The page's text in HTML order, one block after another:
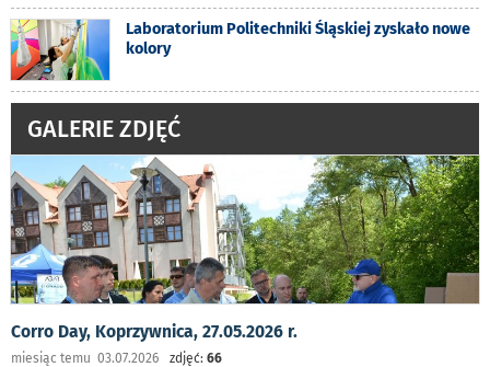
Laboratorium Politechniki Śląskiej zyskało nowe
kolory
GALERIE ZDJĘĆ
Corro Day, Koprzywnica, 27.05.2026 r.
miesiąc temu 03.07.2026 zdjęć: 66